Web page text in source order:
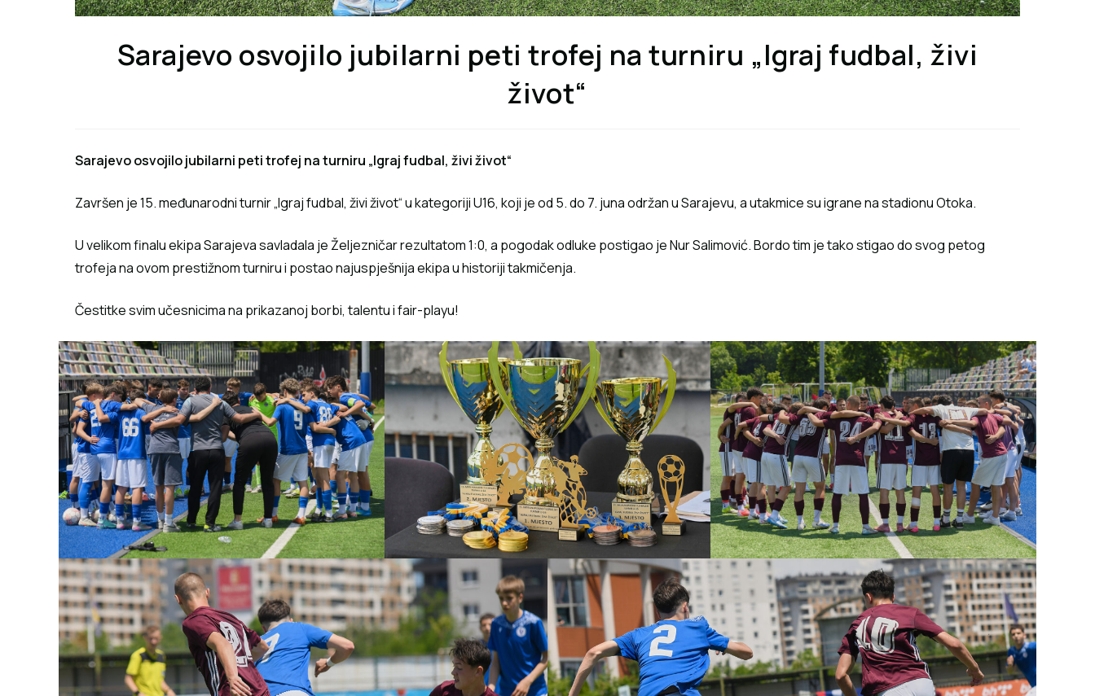
Sarajevo osvojilo jubilarni peti trofej na turniru „Igraj fudbal, živi
život“
Sarajevo osvojilo jubilarni peti trofej na turniru „Igraj fudbal, živi život“
Završen je 15. međunarodni turnir „Igraj fudbal, živi život“ u kategoriji U16, koji je od 5. do 7. juna održan u Sarajevu, a utakmice su igrane na stadionu Otoka.
U velikom finalu ekipa Sarajeva savladala je Željezničar rezultatom 1:0, a pogodak odluke postigao je Nur Salimović. Bordo tim je tako stigao do svog petog
trofeja na ovom prestižnom turniru i postao najuspješnija ekipa u historiji takmičenja.
Čestitke svim učesnicima na prikazanoj borbi, talentu i fair-playu!